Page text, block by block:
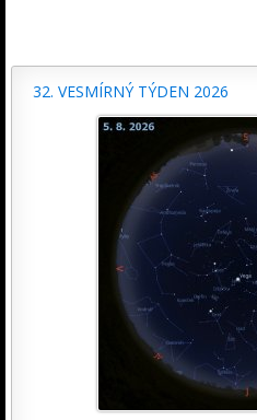
32. VESMÍRNÝ TÝDEN 2026